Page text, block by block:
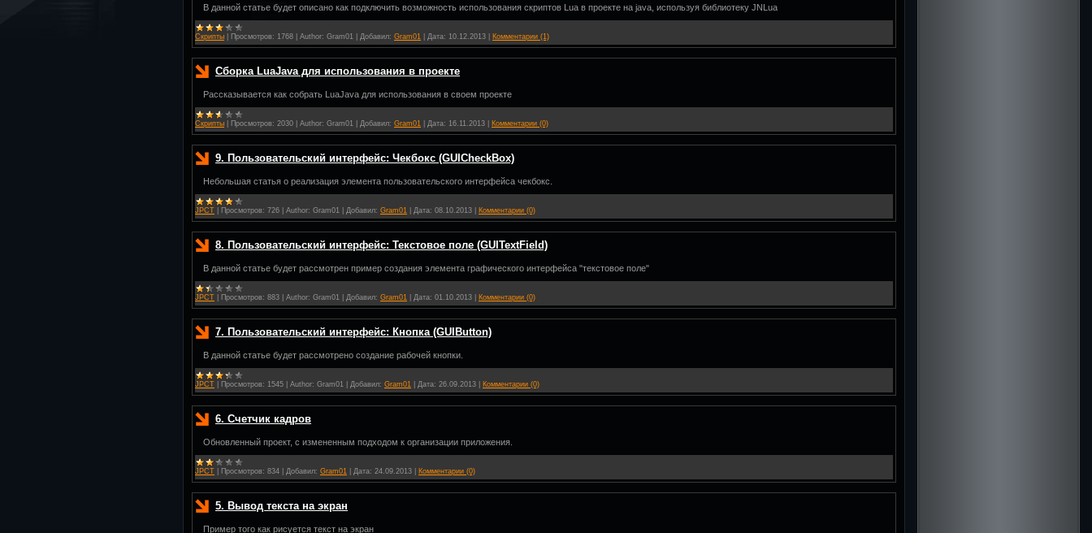
В данной статье будет описано как подключить возможность использования скриптов Lua в проекте на java, используя библиотеку JNLua
Скрипты Просмотров: 1768 Author: Gram01 Добавил: Gram01 Дата: 10.12.2013 Комментарии (1)
Сборка LuaJava для использования в проекте
Рассказывается как собрать LuaJava для использования в своем проекте
Скрипты Просмотров: 2030 Author: Gram01 Добавил: Gram01 Дата: 16.11.2013 Комментарии (0)
9. Пользовательский интерфейс: Чекбокс (GUICheckBox)
Небольшая статья о реализация элемента пользовательского интерфейса чекбокс.
JPCT Просмотров: 726 Author: Gram01 Добавил: Gram01 Дата: 08.10.2013 Комментарии (0)
8. Пользовательский интерфейс: Текстовое поле (GUITextField)
В данной статье будет рассмотрен пример создания элемента графического интерфейса "текстовое поле"
JPCT Просмотров: 883 Author: Gram01 Добавил: Gram01 Дата: 01.10.2013 Комментарии (0)
7. Пользовательский интерфейс: Кнопка (GUIButton)
В данной статье будет рассмотрено создание рабочей кнопки.
JPCT Просмотров: 1545 Author: Gram01 Добавил: Gram01 Дата: 26.09.2013 Комментарии (0)
6. Счетчик кадров
Обновленный проект, с измененным подходом к организации приложения.
JPCT Просмотров: 834 Добавил: Gram01 Дата: 24.09.2013 Комментарии (0)
5. Вывод текста на экран
Пример того как рисуется текст на экран